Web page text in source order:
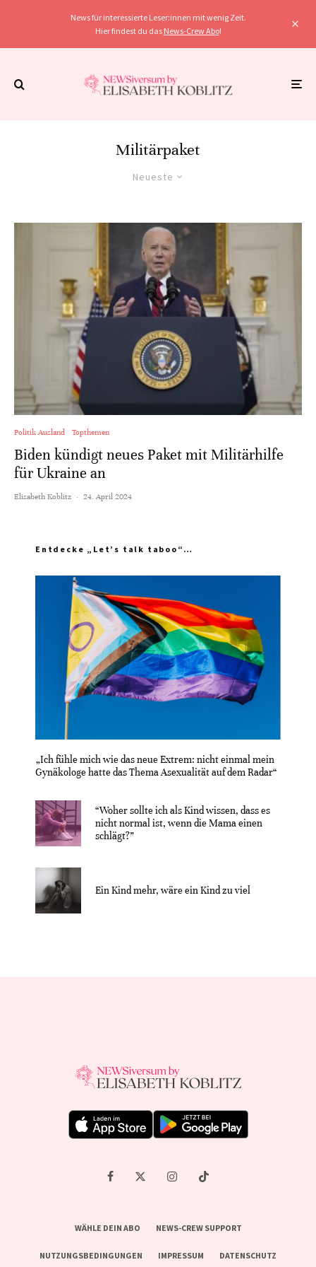
News für interessierte Leser:innen mit wenig Zeit.
Hier findest du das News-Crew Abo!
Militärpaket
Neueste
Politik Ausland Topthemen
Biden kündigt neues Paket mit Militärhilfe
für Ukraine an
Elisabeth Koblitz · 24. April 2024
Entdecke „Let’s talk taboo“…
„Ich fühle mich wie das neue Extrem: nicht einmal mein
Gynäkologe hatte das Thema Asexualität auf dem Radar“
“Woher sollte ich als Kind wissen, dass es
nicht normal ist, wenn die Mama einen
schlägt?”
Ein Kind mehr, wäre ein Kind zu viel
WÄHLE DEIN ABO NEWS-CREW SUPPORT
NUTZUNGSBEDINGUNGEN IMPRESSUM DATENSCHUTZ